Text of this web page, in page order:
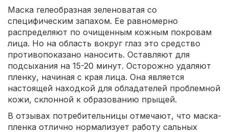
Маска гелеобразная зеленоватая со
специфическим запахом. Ее равномерно
распределяют по очищенным кожным покровам
лица. Но на область вокруг глаз это средство
противопоказано наносить. Оставляют для
подсыхания на 15-20 минут. Осторожно удаляют
пленку, начиная с края лица. Она является
настоящей находкой для обладателей проблемной
кожи, склонной к образованию прыщей.
В отзывах потребительницы отмечают, что маска-
пленка отлично нормализует работу сальных